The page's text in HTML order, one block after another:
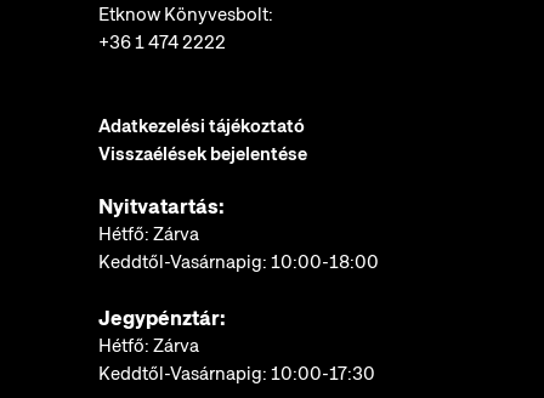
Etknow Könyvesbolt:
+36 1 474 2222
Adatkezelési tájékoztató
Visszaélések bejelentése
Nyitvatartás:
Hétfő: Zárva
Keddtől-Vasárnapig: 10:00-18:00
Jegypénztár:
Hétfő: Zárva
Keddtől-Vasárnapig: 10:00-17:30